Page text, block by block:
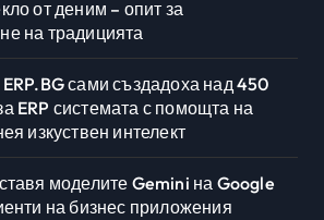
от деним – опит за
на традицията
сами създадоха над 450
ERP системата с помощта на
изкуствен интелект
моделите Gemini на Google
на бизнес приложения